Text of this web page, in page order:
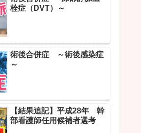
栓症（DVT）～
術後合併症 ～術後感染症
～
【結果追記】平成28年 幹
部看護師任用候補者選考